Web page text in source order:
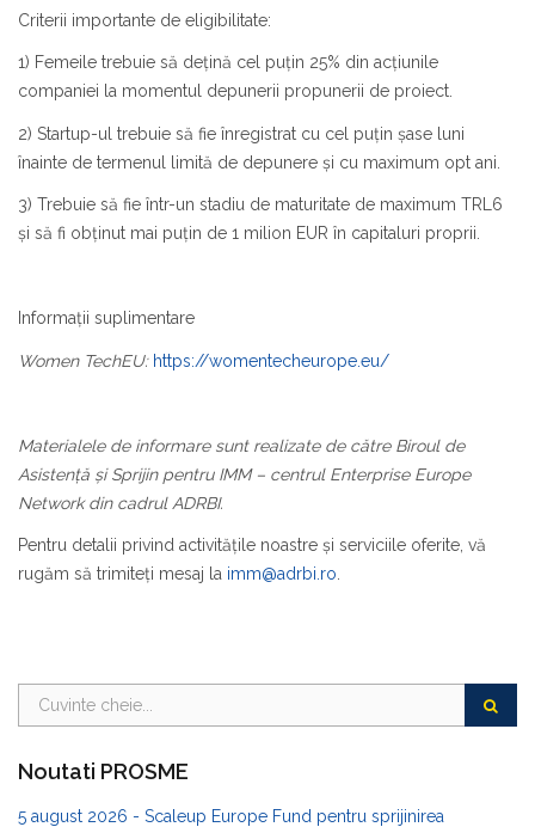
Criterii importante de eligibilitate:
1) Femeile trebuie să dețină cel puțin 25% din acțiunile
companiei la momentul depunerii propunerii de proiect.
2) Startup-ul trebuie să fie înregistrat cu cel puțin șase luni
înainte de termenul limită de depunere și cu maximum opt ani.
3) Trebuie să fie într-un stadiu de maturitate de maximum TRL6
și să fi obținut mai puțin de 1 milion EUR în capitaluri proprii.
Informații suplimentare
Women TechEU: https://womentecheurope.eu/
Materialele de informare sunt realizate de către Biroul de
Asistență și Sprijin pentru IMM – centrul Enterprise Europe
Network din cadrul ADRBI.
Pentru detalii privind activitățile noastre și serviciile oferite, vă
rugăm să trimiteți mesaj la imm@adrbi.ro
Noutati PROSME
5 august 2026 - Scaleup Europe Fund pentru sprijinirea